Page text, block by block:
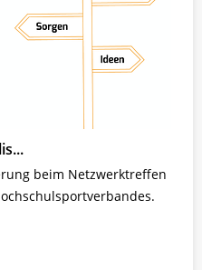
beim Netzwerktreffen